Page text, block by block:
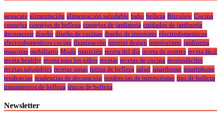
aguacate alimentación alimentación saludable baño belleza Bricolaje Cocina
consejos consejos de belleza consejos de jardineria cuidados de jardineria
decoracion diseño diseño de cocinas diseño de interiores electrodomesticos
electrodomesticos cocina iluminación interior design interiorismo jardineria
mascotas mobiliario Moda nutrición receta del día receta de postres receta fácil
receta healthy receta para los niños recetas recetas de cocina recetasfáciles
recetas saludables recetas sanas rutina de belleza salud smarthome smartphone
tendencias tendencias de decoración tendencias de interiorismo tips de belleza
tratamientos de belleza trucos de belleza
Newsletter